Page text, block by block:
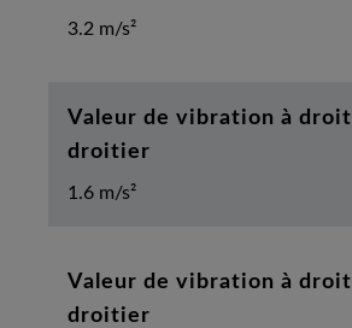
3.2 m/s²
Valeur de vibration à
droitier
1.6 m/s²
Valeur de vibration à
droitier